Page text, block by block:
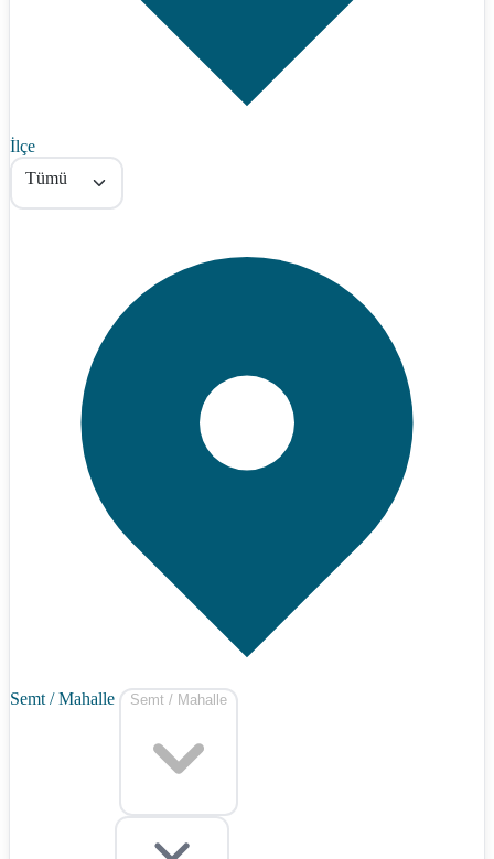
İlçe
Tümü
Semt / Mahalle Semt / Mahalle